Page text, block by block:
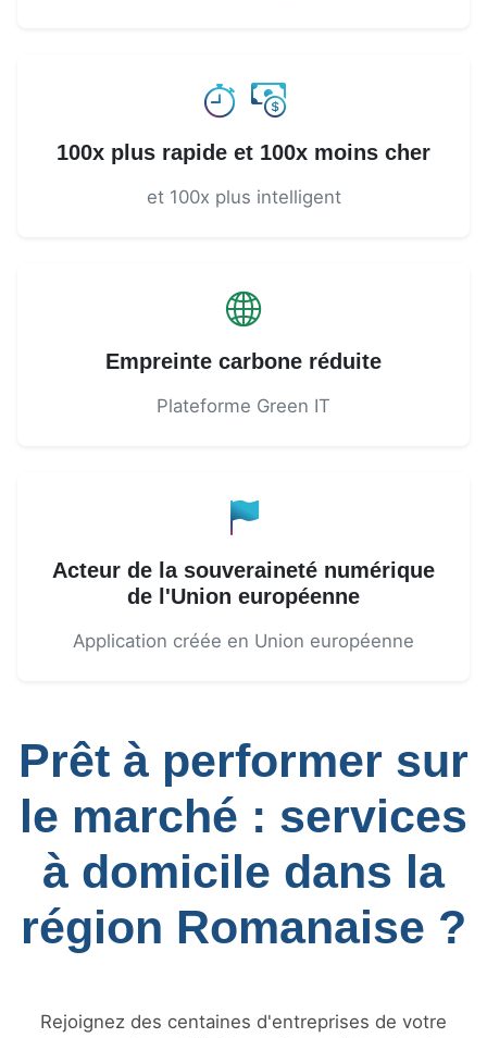
100x plus rapide et 100x moins cher
et 100x plus intelligent
Empreinte carbone réduite
Plateforme Green IT
Acteur de la souveraineté numérique
de l'Union européenne
Application créée en Union européenne
Prêt à performer sur
le marché : services
à domicile dans la
région Romanaise ?
Rejoignez des centaines d'entreprises de votre